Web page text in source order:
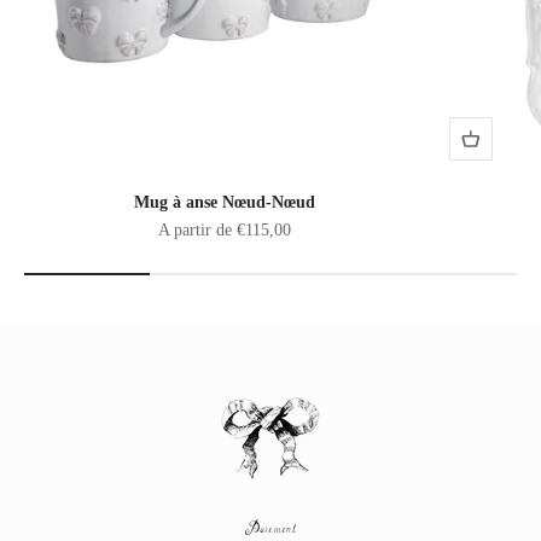
Mug à anse Nœud-Nœud
Prix de vente
A partir de €115,00
Paiement